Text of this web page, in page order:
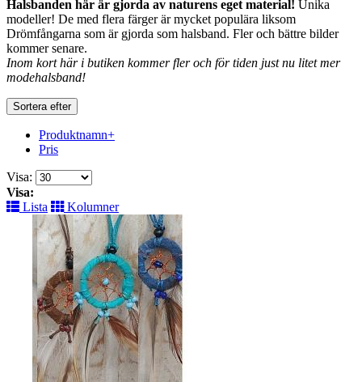
Halsbanden här är gjorda av naturens eget material! Unika
modeller! De med flera färger är mycket populära liksom
Drömfångarna som är gjorda som halsband. Fler och bättre bilder
kommer senare.
Inom kort här i butiken kommer fler och för tiden just nu litet mer
modehalsband!
Sortera efter
Produktnamn+
Pris
Visa:
Visa:
Lista
Kolumner